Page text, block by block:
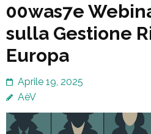
00was7e
sulla Gestione
Europa
Aprile 19, 2025
AèV